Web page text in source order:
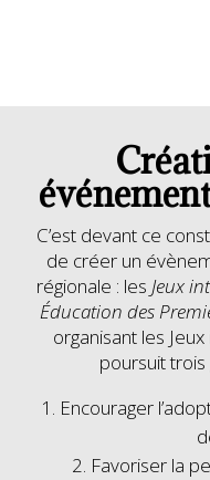
C’est devant ce
de créer un
régionale : les Jeux
Éducation des
organisant les
poursuit
Encourager
Favoriser la